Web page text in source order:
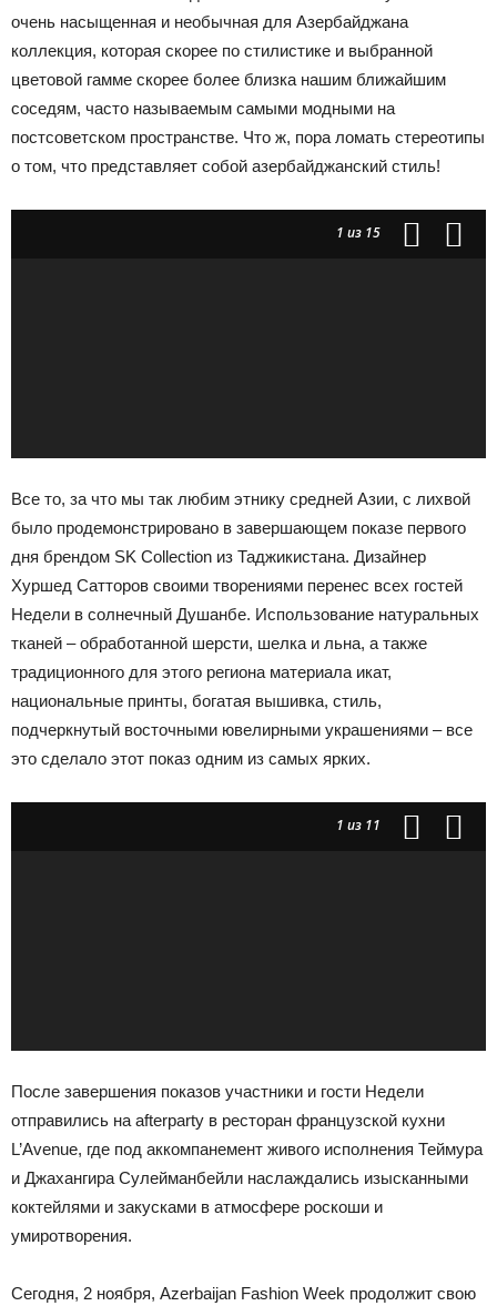
очень насыщенная и необычная для Азербайджана
коллекция, которая скорее по стилистике и выбранной
цветовой гамме скорее более близка нашим ближайшим
соседям, часто называемым самыми модными на
постсоветском пространстве. Что ж, пора ломать стереотипы
о том, что представляет собой азербайджанский стиль!
1 из 15
Все то, за что мы так любим этнику средней Азии, с лихвой
было продемонстрировано в завершающем показе первого
дня брендом SK Collection из Таджикистана. Дизайнер
Хуршед Сатторов своими творениями перенес всех гостей
Недели в солнечный Душанбе. Использование натуральных
тканей – обработанной шерсти, шелка и льна, а также
традиционного для этого региона материала икат,
национальные принты, богатая вышивка, стиль,
подчеркнутый восточными ювелирными украшениями – все
это сделало этот показ одним из самых ярких.
1 из 11
После завершения показов участники и гости Недели
отправились на afterparty в ресторан французской кухни
L’Avenue, где под аккомпанемент живого исполнения Теймура
и Джахангира Сулейманбейли наслаждались изысканными
коктейлями и закусками в атмосфере роскоши и
умиротворения.
Сегодня, 2 ноября, Azerbaijan Fashion Week продолжит свою